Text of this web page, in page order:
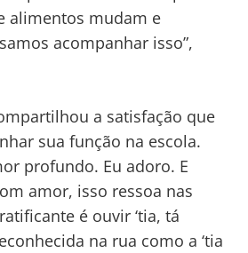
alimentos mudam e
acompanhar isso”,
a satisfação que
sua função na escola.
profundo. Eu adoro. E
amor, isso ressoa nas
é ouvir ‘tia, tá
na rua como a ‘tia